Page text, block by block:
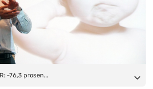
-76,3 prosent av klientene scoret over
-76,3 prosen...